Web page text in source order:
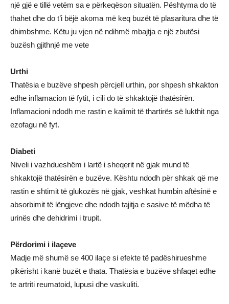
një gjë e tillë vetëm sa e përkeqëson situatën. Pështyma do të
thahet dhe do t’i bëjë akoma më keq buzët të plasaritura dhe të
dhimbshme. Këtu ju vjen në ndihmë mbajtja e një zbutësi
buzësh gjithnjë me vete
Urthi
Thatësia e buzëve shpesh përcjell urthin, por shpesh shkakton
edhe inflamacion të fytit, i cili do të shkaktojë thatësirën.
Inflamacioni ndodh me rastin e kalimit të thartirës së lukthit nga
ezofagu në fyt.
Diabeti
Niveli i vazhdueshëm i lartë i sheqerit në gjak mund të
shkaktojë thatësirën e buzëve. Kështu ndodh për shkak që me
rastin e shtimit të glukozës në gjak, veshkat humbin aftësinë e
absorbimit të lëngjeve dhe ndodh tajitja e sasive të mëdha të
urinës dhe dehidrimi i trupit.
Përdorimi i ilaçeve
Madje më shumë se 400 ilaçe si efekte të padëshirueshme
pikërisht i kanë buzët e thata. Thatësia e buzëve shfaqet edhe
te artriti reumatoid, lupusi dhe vaskuliti.